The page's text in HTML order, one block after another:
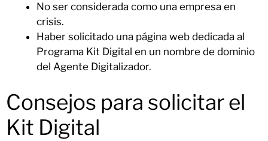
No ser considerada como una empresa en
crisis.
Haber solicitado una página web dedicada al
Programa Kit Digital en un nombre de dominio
del Agente Digitalizador.
Consejos para solicitar el
Kit Digital